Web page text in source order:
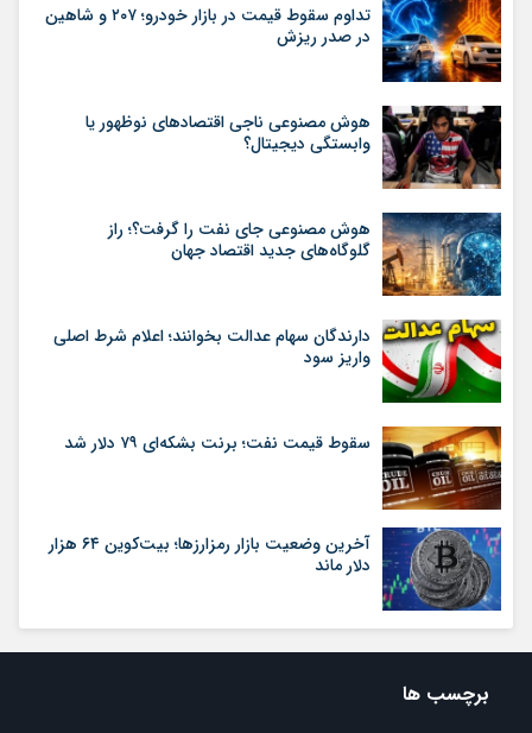
تداوم سقوط قیمت در بازار خودرو؛ ۲۰۷ و شاهین
در صدر ریزش
هوش مصنوعی ناجی اقتصادهای نوظهور یا
وابستگی دیجیتال؟
هوش مصنوعی جای نفت را گرفت؟؛ راز
گلوگاه‌های جدید اقتصاد جهان
دارندگان سهام عدالت بخوانند؛ اعلام شرط اصلی
واریز سود
سقوط قیمت نفت؛ برنت بشکه‌ای ۷۹ دلار شد
آخرین وضعیت بازار رمزارزها؛ بیت‌کوین ۶۴ هزار
دلار ماند
برچسب ها